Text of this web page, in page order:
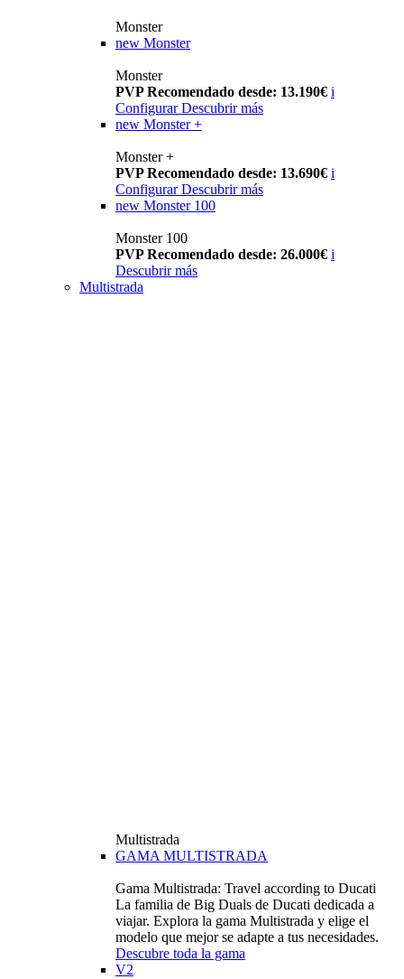
Monster
new Monster
Monster
PVP Recomendado desde: 13.190€ i
Configurar Descubrir más
new Monster +
Monster +
PVP Recomendado desde: 13.690€ i
Configurar Descubrir más
new Monster 100
Monster 100
PVP Recomendado desde: 26.000€ i
Descubrir más
Multistrada
Multistrada
GAMA MULTISTRADA
Gama Multistrada: Travel according to Ducati
La familia de Big Duals de Ducati dedicada a
viajar. Explora la gama Multistrada y elige el
modelo que mejor se adapte a tus necesidades.
Descubre toda la gama
V2